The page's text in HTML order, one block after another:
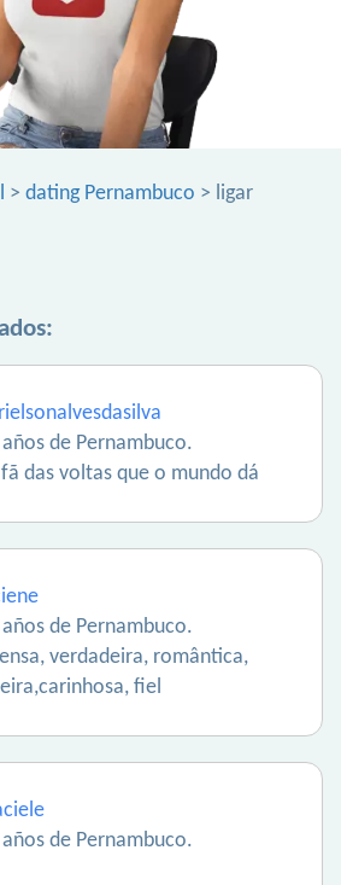
> dating Pernambuco > ligar
de Pernambuco.
das voltas que o mundo dá
de Pernambuco.
verdadeira, romântica,
fiel
de Pernambuco.